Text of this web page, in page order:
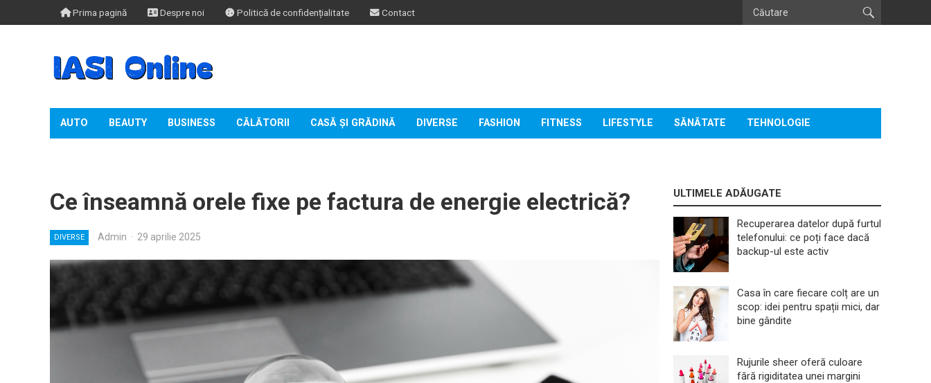
Prima pagină Despre noi Politică de confidențialitate Contact
AUTO BEAUTY BUSINESS CĂLĂTORII CASĂ ȘI GRĂDINĂ DIVERSE FASHION FITNESS LIFESTYLE SĂNĂTATE TEHNOLOGIE
Ce înseamnă orele fixe pe factura de energie electrică?
DIVERSE Admin · 29 aprilie 2025
ULTIMELE ADĂUGATE
Recuperarea datelor după furtul
telefonului: ce poți face dacă
backup-ul este activ
Casa în care fiecare colț are un
scop: idei pentru spații mici, dar
bine gândite
Rujurile sheer oferă culoare
fără rigiditatea unei margini